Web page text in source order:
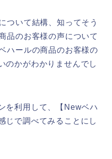
ついて結構、知ってそう
品のお客様の声について
ハールの商品のお客様の
のかがわかりませんでし
を利用して、【Newベハ
で調べてみることにし